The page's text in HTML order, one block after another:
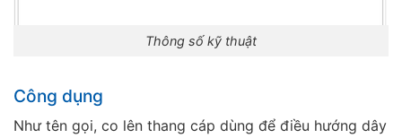
Thông số kỹ thuật
Công dụng
Như tên gọi, co lên thang cáp dùng để điều hướng dây